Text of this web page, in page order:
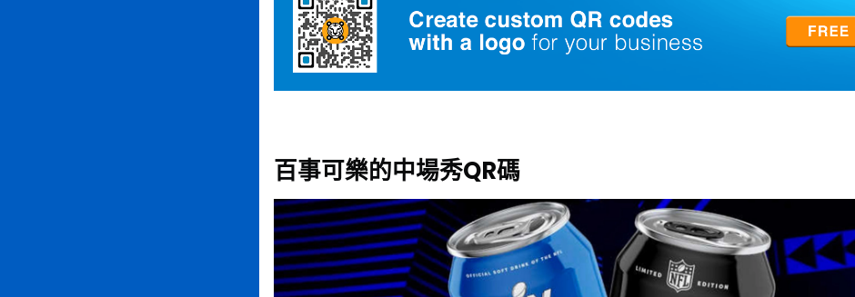
百事可樂的中場秀QR碼